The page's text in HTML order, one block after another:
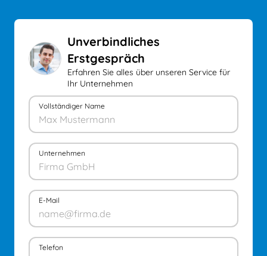
Unverbindliches
Erstgespräch
Erfahren Sie alles über unseren Service für
Ihr Unternehmen
Vollständiger Name
Unternehmen
E-Mail
Telefon